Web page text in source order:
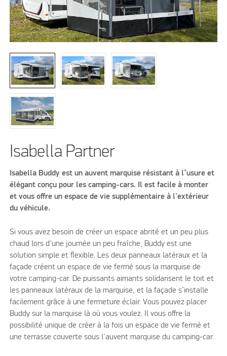
Isabella Partner
Isabella Buddy est un auvent marquise résistant à l’usure et
élégant conçu pour les camping-cars. Il est facile à monter
et vous offre un espace de vie supplémentaire à l'extérieur
du véhicule.
Si vous avez besoin de créer un espace abrité et un peu plus
chaud lors d’une journée un peu fraîche, Buddy est une
solution simple et flexible. Les deux panneaux latéraux et la
façade créent un espace de vie fermé sous la marquise de
votre camping-car. De puissants aimants solidarisent le toit et
les panneaux latéraux de la marquise, et la façade s’installe
facilement grâce à une fermeture éclair. Vous pouvez placer
Buddy sur la marquise là où vous voulez. Il vous offre la
possibilité unique de créer à la fois un espace de vie fermé et
une terrasse couverte sous l'auvent marquise du camping-car.